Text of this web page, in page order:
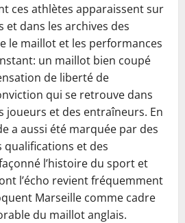
ces athlètes apparaissent sur
et dans les archives des
le maillot et les performances
un maillot bien coupé
de liberté de
qui se retrouve dans
joueurs et des entraîneurs. En
a aussi été marquée par des
qualifications et des
l’histoire du sport et
l’écho revient fréquemment
Marseille comme cadre
du maillot anglais.